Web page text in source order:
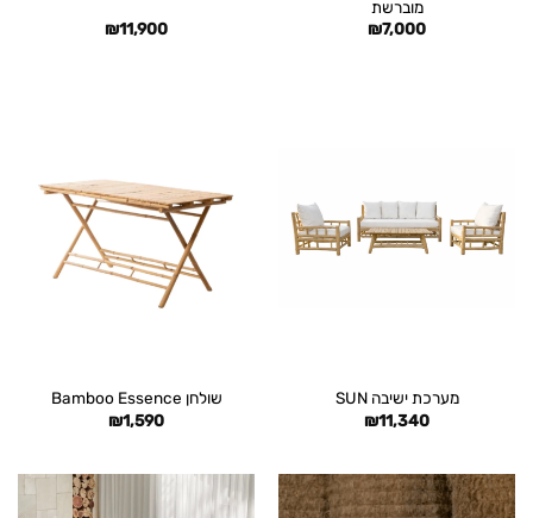
מוברשת
₪7,000
₪11,900
מערכת ישיבה SUN
₪11,340
שולחן Bamboo Essence
₪1,590